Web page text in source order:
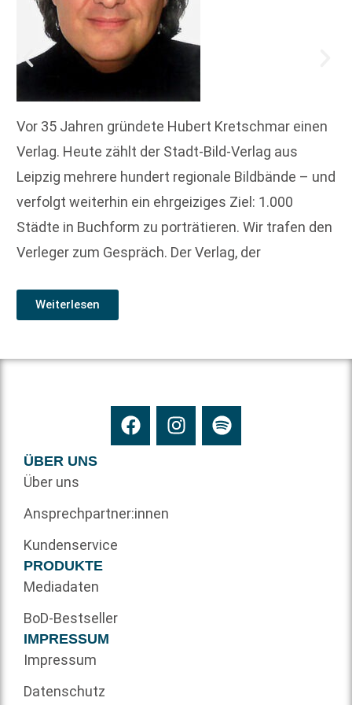
Vor 35 Jahren gründete Hubert Kretschmar einen
Verlag. Heute zählt der Stadt-Bild-Verlag aus
Leipzig mehrere hundert regionale Bildbände – und
verfolgt weiterhin ein ehrgeiziges Ziel: 1.000
Städte in Buchform zu porträtieren. Wir trafen den
Verleger zum Gespräch. Der Verlag, der
Weiterlesen
ÜBER UNS
Über uns
Ansprechpartner:innen
Kundenservice
PRODUKTE
Mediadaten
BoD-Bestseller
IMPRESSUM
Impressum
Datenschutz